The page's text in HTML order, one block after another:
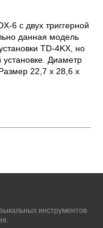
6 с двух триггерной
данная модель
TD-4KX, но
Диаметр
22,7 х 28,6 х
инструментов